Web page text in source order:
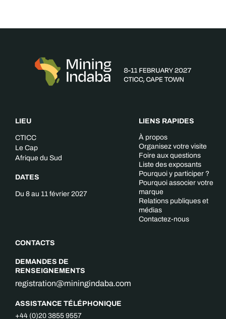
LIEU
CTICC
Le Cap
Afrique du Sud
DATES
Du 8 au 11 février 2027
CONTACTS
DEMANDES DE
RENSEIGNEMENTS
registration@miningindaba.com
ASSISTANCE TÉLÉPHONIQUE
+44 (0)20 3855 9557
LIENS RAPIDES
À propos
Organisez votre visite
Foire aux questions
Liste des exposants
Pourquoi y participer ?
Pourquoi associer votre
marque
Relations publiques et
médias
Contactez-nous